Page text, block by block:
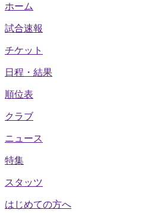
ホーム
試合速報
チケット
日程・結果
順位表
クラブ
ニュース
特集
スタッツ
はじめての方へ